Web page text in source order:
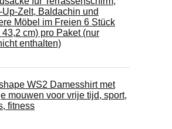
Up-Zelt, Baldachin und
Möbel im Freien 6 Stück
cm) pro Paket (nur
enthalten)
WS2 Damesshirt met
mouwen voor vrije tijd, sport,
fitness